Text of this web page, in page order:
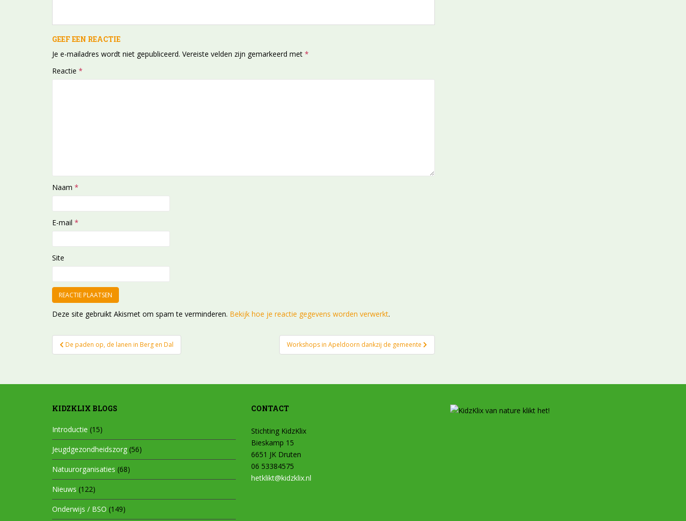
GEEF EEN REACTIE
Je e-mailadres wordt niet gepubliceerd. Vereiste velden zijn gemarkeerd met *
Reactie *
Naam *
E-mail *
Site
Deze site gebruikt Akismet om spam te verminderen. Bekijk hoe je reactie gegevens worden verwerkt.
Bericht
navigatie
De paden op, de lanen in Berg en Dal Workshops in Apeldoorn dankzij de gemeente
KIDZKLIX BLOGS
Introductie (15)
Jeugdgezondheidszorg (56)
Natuurorganisaties (68)
Nieuws (122)
Onderwijs / BSO (149)
CONTACT
Stichting KidzKlix
Bieskamp 15
6651 JK Druten
06 53384575
hetklikt@kidzklix.nl